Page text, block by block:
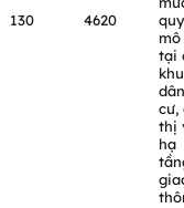
130 4620
quy
tại
khu
dân
cư,
thị
hạ